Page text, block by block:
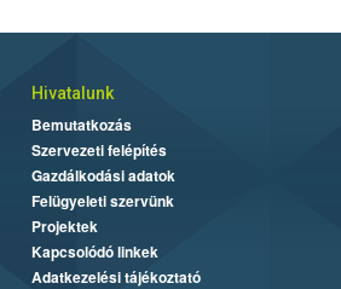
Hivatalunk
Bemutatkozás
Szervezeti felépítés
Gazdálkodási adatok
Felügyeleti szervünk
Projektek
Kapcsolódó linkek
Adatkezelési tájékoztató